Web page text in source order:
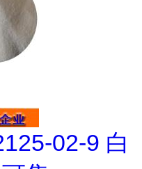
02-9 白